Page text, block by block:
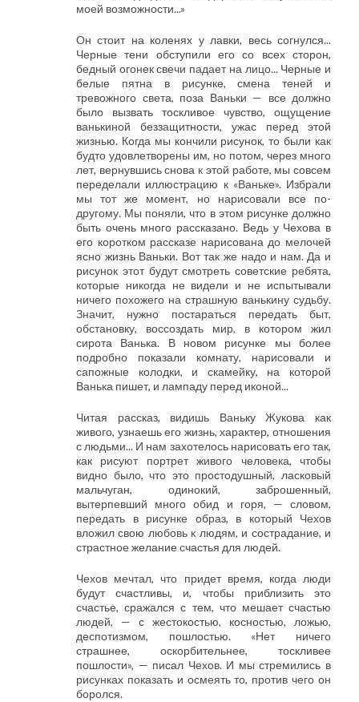
моей возможности...»
Он стоит на коленях у лавки, весь согнулся...
Черные тени обступили его со всех сторон,
бедный огонек свечи падает на лицо... Черные и
белые пятна в рисунке, смена теней и
тревожного света, поза Ваньки — все должно
было вызвать тоскливое чувство, ощущение
ванькиной беззащитности, ужас перед этой
жизнью. Когда мы кончили рисунок, то были как
будто удовлетворены им, но потом, через много
лет, вернувшись снова к этой работе, мы совсем
переделали иллюстрацию к «Ваньке». Избрали
мы тот же момент, но нарисовали все по-
другому. Мы поняли, что в этом рисунке должно
быть очень много рассказано. Ведь у Чехова в
его коротком рассказе нарисована до мелочей
ясно жизнь Ваньки. Вот так же надо и нам. Да и
рисунок этот будут смотреть советские ребята,
которые никогда не видели и не испытывали
ничего похожего на страшную ванькину судьбу.
Значит, нужно постараться передать быт,
обстановку, воссоздать мир, в котором жил
сирота Ванька. В новом рисунке мы более
подробно показали комнату, нарисовали и
сапожные колодки, и скамейку, на которой
Ванька пишет, и лампаду перед иконой...
Читая рассказ, видишь Ваньку Жукова как
живого, узнаешь его жизнь, характер, отношения
с людьми... И нам захотелось нарисовать его так,
как рисуют портрет живого человека, чтобы
видно было, что это простодушный, ласковый
мальчуган, одинокий, заброшенный,
вытерпевший много обид и горя, — словом,
передать в рисунке образ, в который Чехов
вложил свою любовь к людям, и сострадание, и
страстное желание счастья для людей.
Чехов мечтал, что придет время, когда люди
будут счастливы, и, чтобы приблизить это
счастье, сражался с тем, что мешает счастью
людей, — с жестокостью, косностью, ложью,
деспотизмом, пошлостью. «Нет ничего
страшнее, оскорбительнее, тоскливее
пошлости», — писал Чехов. И мы стремились в
рисунках показать и осмеять то, против чего он
боролся.